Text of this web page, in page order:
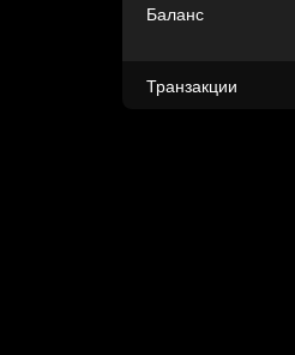
Баланс
Транзакции